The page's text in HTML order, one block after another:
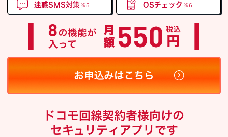
迷惑SMS対策 ※5 OSチェック ※6
ドコモ回線契約者様向けの
セキュリティアプリです